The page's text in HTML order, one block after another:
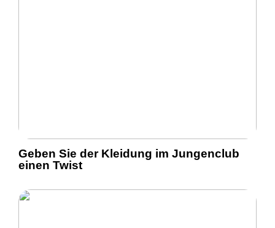
Geben Sie der Kleidung im Jungenclub
einen Twist